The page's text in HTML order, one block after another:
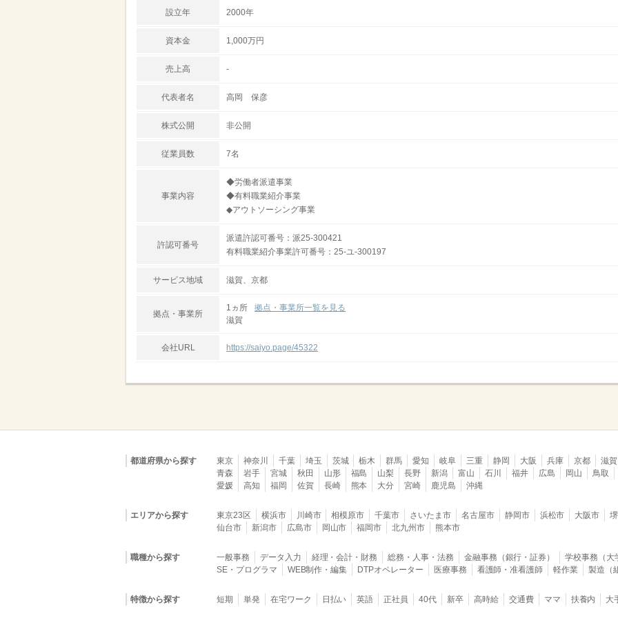
設立年 2000年
資本金 1,000万円
売上高 -
代表者名 高岡 保彦
株式公開 非公開
従業員数 7名
事業内容
◆労働者派遣事業
◆有料職業紹介事業
◆アウトソーシング事業
許認可番号
派遣許認可番号：派25-300421
有料職業紹介事業許可番号：25-ユ-300197
サービス地域 滋賀、京都
拠点・事業所
1ヵ所
拠点・事業所一覧を見る
滋賀
会社URL https://saiyo.page/45322
都道府県から探す 東京 神奈川 千葉 埼玉 茨城 栃木 群馬 愛知 岐阜 三重 静岡 大阪 兵庫 京都
滋賀
青森
岩手 宮城 秋田 山形 福島 山梨 長野 新潟 富山 石川 福井 広島 岡山
鳥取
愛媛
高知 福岡 佐賀 長崎 熊本 大分 宮崎 鹿児島 沖縄
エリアから探す 東京23区 横浜市 川崎市 相模原市 千葉市 さいたま市 名古屋市 静岡市 浜松市 大阪市
仙台市
新潟市 広島市 岡山市 福岡市 北九州市 熊本市
職種から探す 一般事務 データ入力 経理・会計・財務 総務・人事・法務 金融事務（銀行・証券）
学校事務（大
SE・プログラマ
WEB制作・編集 DTPオペレーター 医療事務 看護師・准看護師 軽作業 製造（
特徴から探す 短期 単発 在宅ワーク 日払い 英語 正社員 40代 新卒 高時給 交通費 ママ 扶養内 大